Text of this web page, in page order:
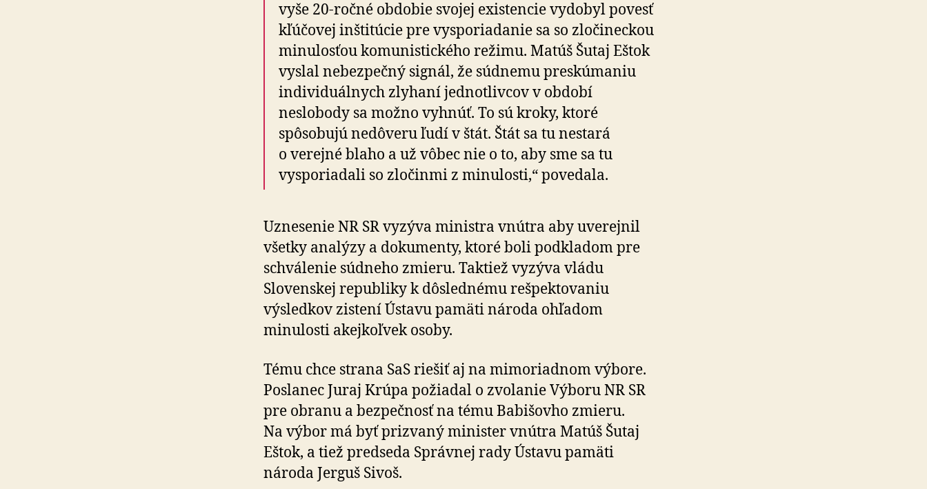
vyše 20-ročné obdobie svojej existencie vydobyl povesť
kľúčovej inštitúcie pre vysporiadanie sa so zlo­či­neckou
minulosťou komunistického režimu. Matúš Šutaj Eštok
vyslal nebezpečný signál, že súdnemu preskúmaniu
individuálnych zlyhaní jednotlivcov v období
neslobody sa možno vyhnúť. To sú kroky, ktoré
spôsobujú nedôveru ľudí v štát. Štát sa tu nestará
o verejné blaho a už vôbec nie o to, aby sme sa tu
vysporiadali so zločinmi z minulosti,“ povedala.
Uznesenie NR SR vyzýva ministra vnútra aby uverejnil
všetky analýzy a dokumenty, ktoré boli podkladom pre
schválenie súdneho zmieru. Taktiež vyzýva vládu
Slovenskej republiky k dôsled­né­mu rešpek­to­va­niu
výsledkov zistení Ústavu pamäti národa ohľadom
minulosti akej­koľ­vek osoby.
Tému chce strana SaS riešiť aj na mimoriadnom výbore.
Poslanec Juraj Krúpa požiadal o zvo­la­nie Výboru NR SR
pre obranu a bez­peč­nosť na tému Babišovho zmieru.
Na výbor má byť prizvaný minister vnútra Matúš Šutaj
Eštok, a tiež predseda Správnej rady Ústavu pamäti
národa Jerguš Sivoš.